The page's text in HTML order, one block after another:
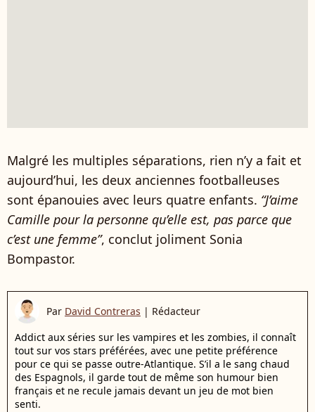
Malgré les multiples séparations, rien n’y a fait et
aujourd’hui, les deux anciennes footballeuses
sont épanouies avec leurs quatre enfants. “J’aime
Camille pour la personne qu’elle est, pas parce que
c’est une femme”, conclut joliment Sonia
Bompastor.
Par David Contreras | Rédacteur
Addict aux séries sur les vampires et les zombies, il connaît
tout sur vos stars préférées, avec une petite préférence
pour ce qui se passe outre-Atlantique. S’il a le sang chaud
des Espagnols, il garde tout de même son humour bien
français et ne recule jamais devant un jeu de mot bien
senti.